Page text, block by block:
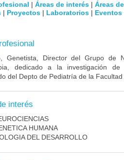
| Áreas de interés | Áreas
| Proyectos | Laboratorios | Eventos
Genetista, Director del Grupo de
dedicado a la investigación de
del Depto de Pediatría de la Facultad
interés
HUMANA
DEL DESARROLLO